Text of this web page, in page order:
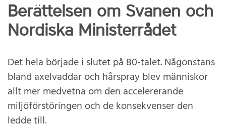
Berättelsen om Svanen och
Nordiska Ministerrådet
Det hela började i slutet på 80-talet. Någonstans
bland axelvaddar och hårspray blev människor
allt mer medvetna om den accelererande
miljöförstöringen och de konsekvenser den
ledde till.